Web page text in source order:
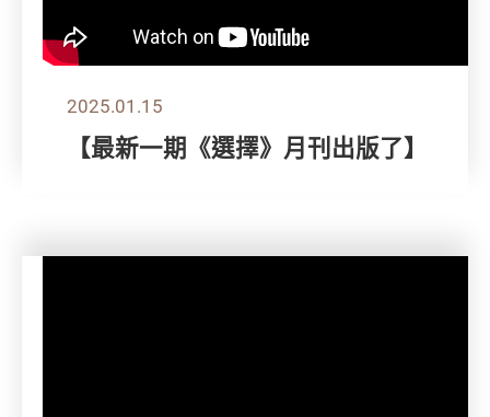
2025.01.15
【最新一期《選擇》月刊出版了】